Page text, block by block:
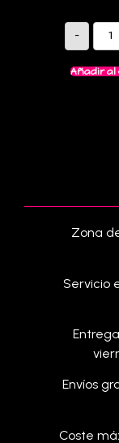
-
Añadir al
Zona
Servicio
Envíos
Coste